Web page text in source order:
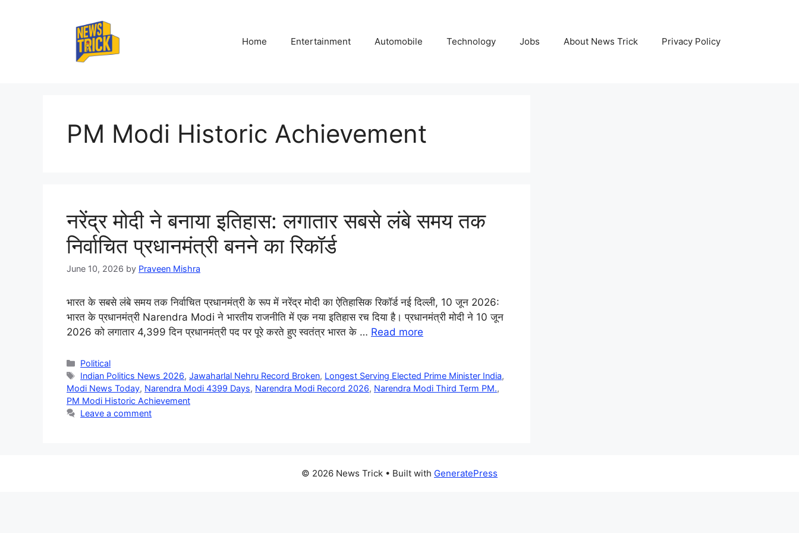
Home Entertainment Automobile Technology Jobs About News Trick Privacy Policy
PM Modi Historic Achievement
नरेंद्र मोदी ने बनाया इतिहास: लगातार सबसे लंबे समय तक
निर्वाचित प्रधानमंत्री बनने का रिकॉर्ड
June 10, 2026 by Praveen Mishra
भारत के सबसे लंबे समय तक निर्वाचित प्रधानमंत्री के रूप में नरेंद्र मोदी का ऐतिहासिक रिकॉर्ड नई दिल्ली, 10 जून 2026:
भारत के प्रधानमंत्री Narendra Modi ने भारतीय राजनीति में एक नया इतिहास रच दिया है। प्रधानमंत्री मोदी ने 10 जून
2026 को लगातार 4,399 दिन प्रधानमंत्री पद पर पूरे करते हुए स्वतंत्र भारत के … Read more
Categories
Political
Tags
Indian Politics News 2026,Jawaharlal Nehru Record Broken, Longest Serving Elected Prime Minister India,
Modi News Today, Narendra Modi 4399 Days, Narendra Modi Record 2026, Narendra Modi Third Term PM.,
PM Modi Historic Achievement
Leave a comment
© 2026 News Trick • Built with GeneratePress